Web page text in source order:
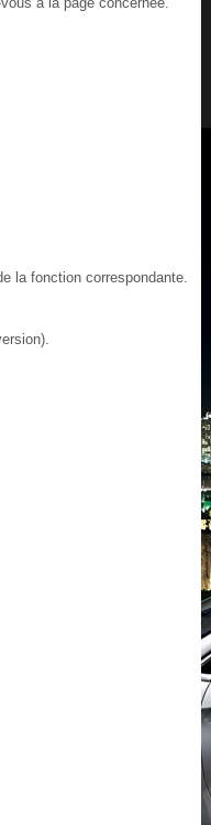
la fonction correspondante.